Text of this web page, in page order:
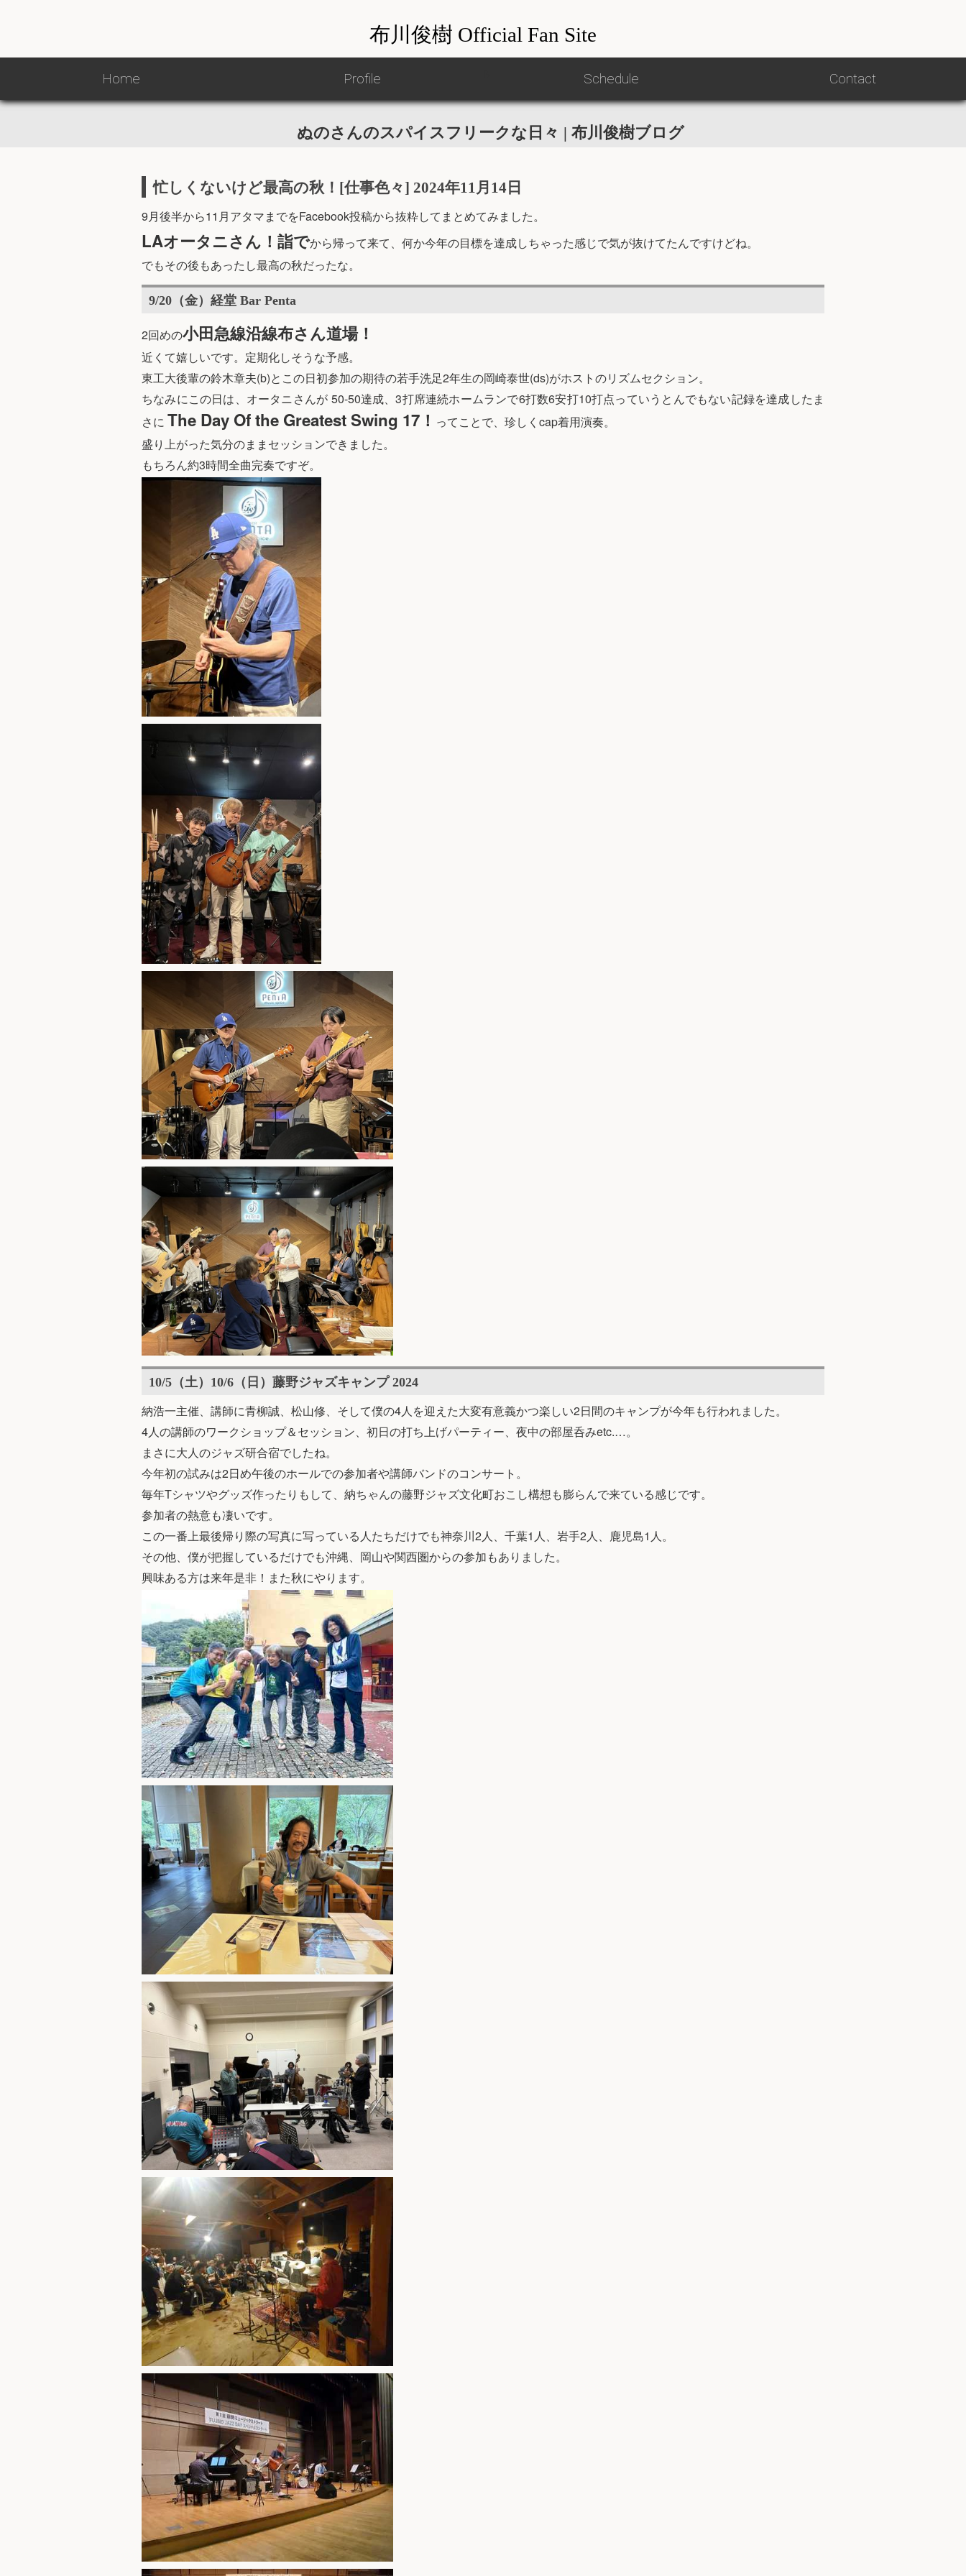
布川俊樹 Official Fan Site
Home Profile Schedule Contact
ぬのさんのスパイスフリークな日々 | 布川俊樹ブログ
忙しくないけど最高の秋！[仕事色々] 2024年11月14日
9月後半から11月アタマまでをFacebook投稿から抜粋してまとめてみました。
LAオータニさん！詣でから帰って来て、何か今年の目標を達成しちゃった感じで気が抜けてたんですけどね。
でもその後もあったし最高の秋だったな。
9/20（金）経堂 Bar Penta
2回めの小田急線沿線布さん道場！
近くて嬉しいです。定期化しそうな予感。
東工大後輩の鈴木章夫(b)とこの日初参加の期待の若手洗足2年生の岡崎泰世(ds)がホストのリズムセクション。
ちなみにこの日は、オータニさんが 50-50達成、3打席連続ホームランで6打数6安打10打点っていうとんでもない記録を達成したま
さに The Day Of the Greatest Swing 17！ ってことで、珍しくcap着用演奏。
盛り上がった気分のままセッションできました。
もちろん約3時間全曲完奏ですぞ。
10/5（土）10/6（日）藤野ジャズキャンプ 2024
納浩一主催、講師に青柳誠、松山修、そして僕の4人を迎えた大変有意義かつ楽しい2日間のキャンプが今年も行われました。
4人の講師のワークショップ＆セッション、初日の打ち上げパーティー、夜中の部屋呑みetc.…。
まさに大人のジャズ研合宿でしたね。
今年初の試みは2日め午後のホールでの参加者や講師バンドのコンサート。
毎年Tシャツやグッズ作ったりもして、納ちゃんの藤野ジャズ文化町おこし構想も膨らんで来ている感じです。
参加者の熱意も凄いです。
この一番上最後帰り際の写真に写っている人たちだけでも神奈川2人、千葉1人、岩手2人、鹿児島1人。
その他、僕が把握しているだけでも沖縄、岡山や関西圏からの参加もありました。
興味ある方は来年是非！また秋にやります。
Home Profile Schedule Contact